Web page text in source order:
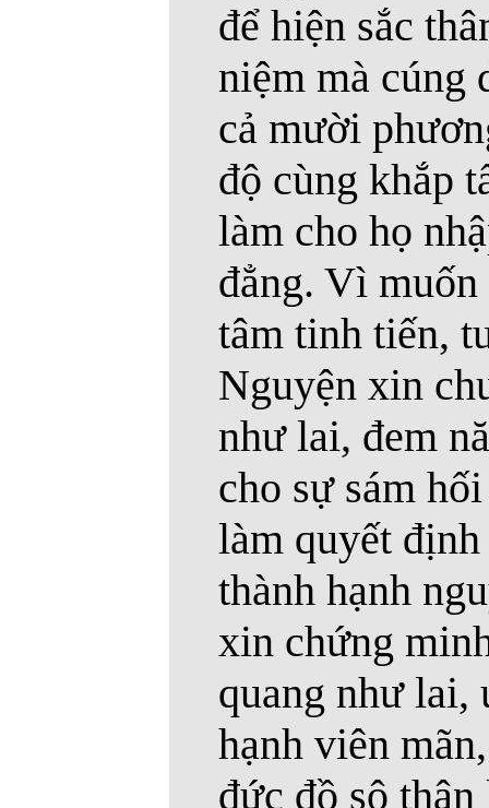
để hiện sắc
niệm mà cúng
cả mười
độ cùng khắp
làm cho họ
đẳng. Vì
tâm tinh tiến,
Nguyện xin
như lai, đem
cho sự sám
làm quyết
thành hạnh
xin chứng
quang như lai,
hạnh viên
đức đồ sộ